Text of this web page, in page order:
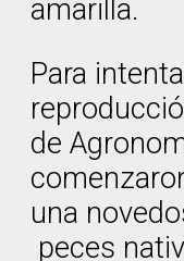
amarilla.
Para
de
una
peces